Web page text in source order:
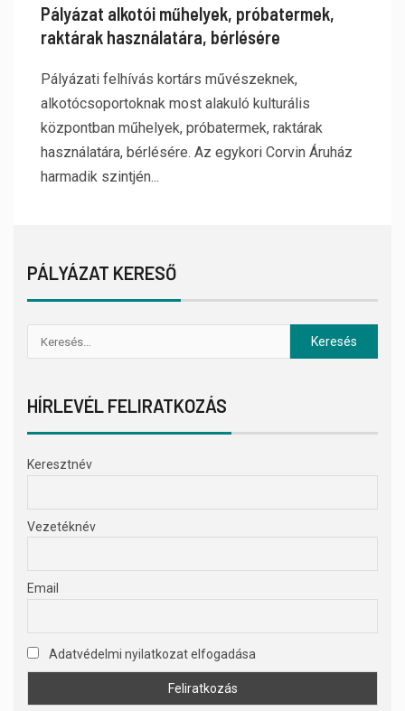
Pályázat alkotói műhelyek, próbatermek,
raktárak használatára, bérlésére
Pályázati felhívás kortárs művészeknek,
alkotócsoportoknak most alakuló kulturális
központban műhelyek, próbatermek, raktárak
használatára, bérlésére. Az egykori Corvin Áruház
harmadik szintjén...
PÁLYÁZAT KERESŐ
HÍRLEVÉL FELIRATKOZÁS
Keresztnév
Vezetéknév
Email
Adatvédelmi nyilatkozat elfogadása